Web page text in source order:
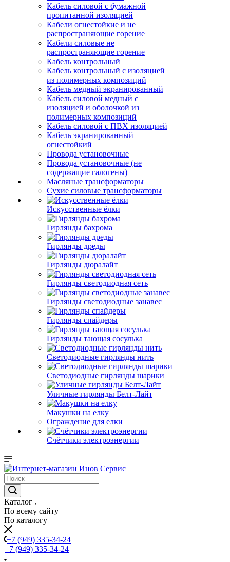
Кабель силовой с бумажной
пропитанной изоляцией
Кабели огнестойкие и не
распространяющие горение
Кабели силовые не
распространяющие горение
Кабель контрольный
Кабель контрольный с изоляцией
из полимерных композиций
Кабель медный экранированный
Кабель силовой медный с
изоляцией и оболочкой из
полимерных композиций
Кабель силовой с ПВХ изоляцией
Кабель экранированный
огнестойкий
Провода установочные
Провода установочные (не
содержащие галогены)
Масляные трансформаторы
Сухие силовые трансформаторы
Искусственные ёлки
Гирлянды бахрома
Гирлянды дреды
Гирлянды дюралайт
Гирлянды светодиодная сеть
Гирлянды светодиодные занавес
Гирлянды спайдеры
Гирлянды тающая сосулька
Светодиодные гирлянды нить
Светодиодные гирлянды шарики
Уличные гирлянды Белт-Лайт
Макушки на елку
Ограждение для елки
Счётчики электроэнергии
Каталог
По всему сайту
По каталогу
+7 (949) 335-34-24
+7 (949) 335-34-24